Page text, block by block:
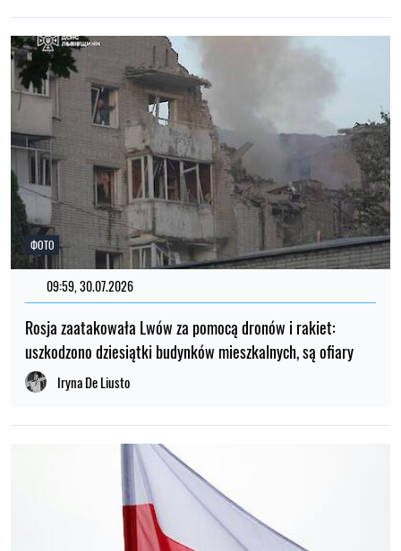
ФОТО
09:59, 30.07.2026
Rosja zaatakowała Lwów za pomocą dronów i rakiet:
uszkodzono dziesiątki budynków mieszkalnych, są ofiary
Iryna De Liusto